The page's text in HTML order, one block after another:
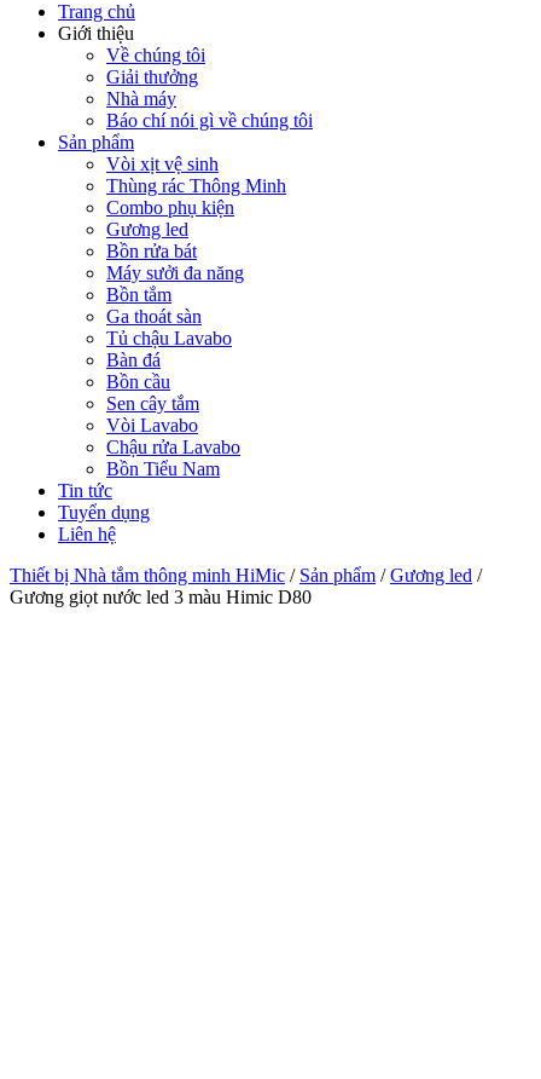
Trang chủ
Giới thiệu
Về chúng tôi
Giải thưởng
Nhà máy
Báo chí nói gì về chúng tôi
Sản phẩm
Vòi xịt vệ sinh
Thùng rác Thông Minh
Combo phụ kiện
Gương led
Bồn rửa bát
Máy sưởi đa năng
Bồn tắm
Ga thoát sàn
Tủ chậu Lavabo
Bàn đá
Bồn cầu
Sen cây tắm
Vòi Lavabo
Chậu rửa Lavabo
Bồn Tiểu Nam
Tin tức
Tuyển dụng
Liên hệ
Thiết bị Nhà tắm thông minh HiMic / Sản phẩm /Gương led /
Gương giọt nước led 3 màu Himic D80